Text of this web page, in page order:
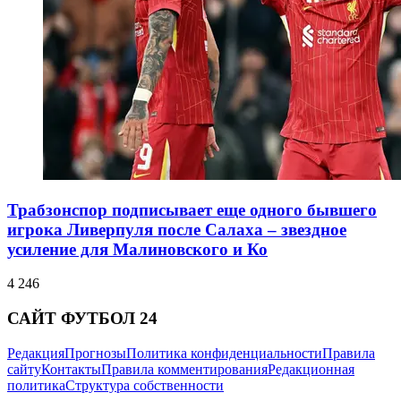
Трабзонспор подписывает еще одного бывшего
игрока Ливерпуля после Салаха – звездное
усиление для Малиновского и Ко
4 246
САЙТ ФУТБОЛ 24
РедакцияПрогнозыПолитика конфиденциальностиПравила
сайтуКонтактыПравила комментированияРедакционная
политикаСтруктура собственности